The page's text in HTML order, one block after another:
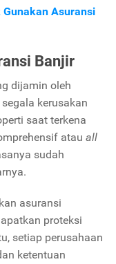
Gunakan Asuransi
Banjir
dijamin oleh
kerusakan
saat terkena
atau all
sudah
asuransi
proteksi
setiap perusahaan
ketentuan